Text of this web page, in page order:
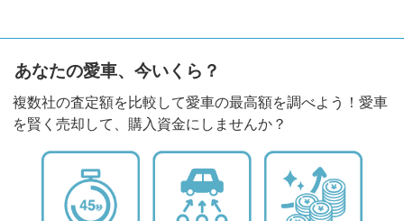
あなたの愛車、今いくら？
複数社の査定額を比較して愛車の最高額を調べよう！愛車
を賢く売却して、購入資金にしませんか？